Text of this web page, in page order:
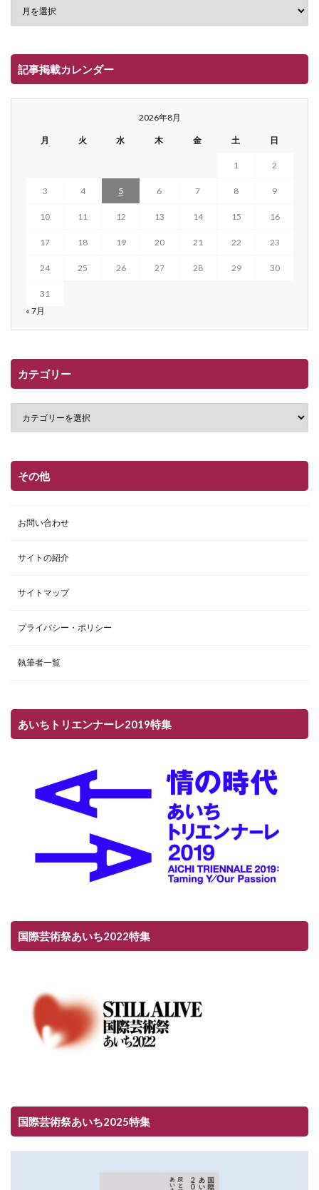
記事掲載カレンダー
2026年8月
月 火 水 木 金 土 日
1 2
3 4 5 6 7 8 9
10 11 12 13 14 15 16
17 18 19 20 21 22 23
24 25 26 27 28 29 30
31
« 7月
カテゴリー
その他
お問い合わせ
サイトの紹介
サイトマップ
プライバシー・ポリシー
執筆者一覧
あいちトリエンナーレ2019特集
国際芸術祭あいち2022特集
国際芸術祭あいち2025特集